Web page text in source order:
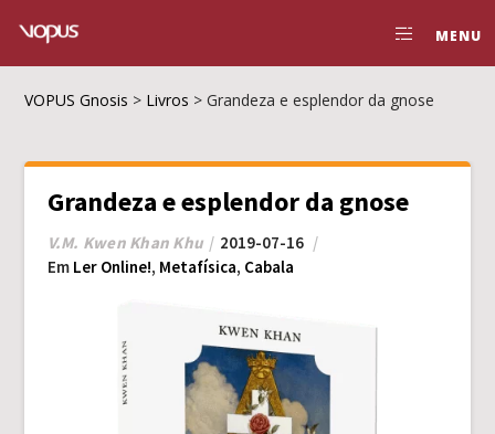
MENU
VOPUS Gnosis > Livros >Grandeza e esplendor da gnose
Grandeza e esplendor da gnose
V.M. Kwen Khan Khu
2019-07-16
Em Ler Online!, Metafísica, Cabala